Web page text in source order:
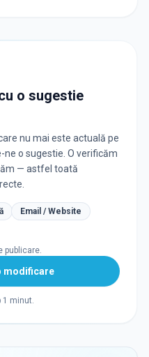
o sugestie
nu mai este actuală pe
ne o sugestie. O verificăm
— astfel toată
Email / Website
publicare.
modificare
1 minut.